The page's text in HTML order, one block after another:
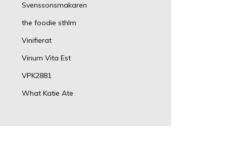
Svenssonsmakaren
the foodie sthlm
Vinifierat
Vinum Vita Est
VPK2881
What Katie Ate